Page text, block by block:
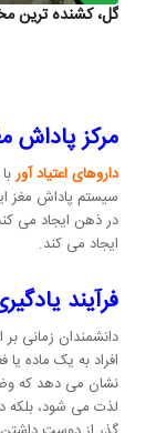
گل، کشنده ترین
مرکز پاداش
داروهای اعتیاد آور
سیستم پاداش مغز
در ذهن ایجاد می
ایجاد می کند.
فرآیند
دانشمندان زمانی
افراد به یک ماده
نشان می دهد که
لذت می شود، بلکه